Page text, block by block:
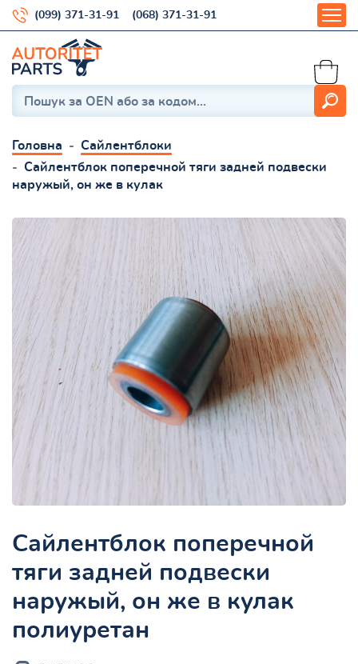
(099) 371-31-91 (068) 371-31-91
Головна
Сайлентблоки
Сайлентблок поперечной тяги задней подвески
наружый, он же в кулак
Сайлентблок поперечной
тяги задней подвески
наружый, он же в кулак
полиуретан